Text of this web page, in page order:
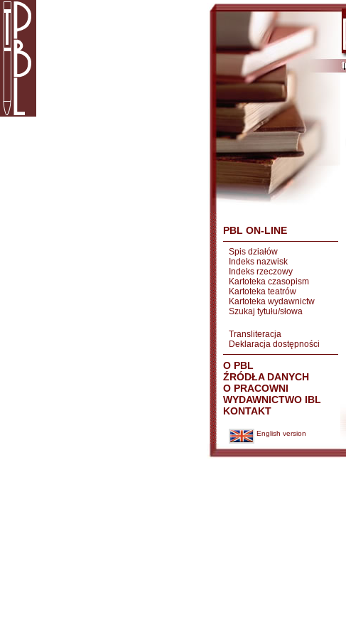
PBL ON-LINE
Spis działów
Indeks nazwisk
Indeks rzeczowy
Kartoteka czasopism
Kartoteka teatrów
Kartoteka wydawnictw
Szukaj tytułu/słowa
Transliteracja
Deklaracja dostępności
O PBL
ŹRÓDŁA DANYCH
O PRACOWNI
WYDAWNICTWO IBL
KONTAKT
English version